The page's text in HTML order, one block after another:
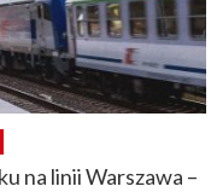
na linii Warszawa –